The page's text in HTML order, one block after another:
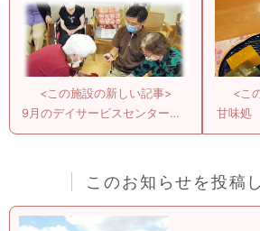
<この施設の新しい記事>
9月のデイサービスセンター川崎東
<こ
甘味処
このお知らせを投稿